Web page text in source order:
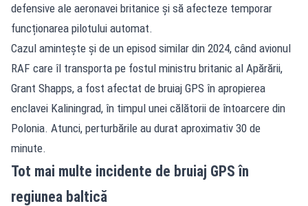
defensive ale aeronavei britanice și să afecteze temporar
funcționarea pilotului automat.
Cazul amintește și de un episod similar din 2024, când avionul
RAF care îl transporta pe fostul ministru britanic al Apărării,
Grant Shapps, a fost afectat de bruiaj GPS în apropierea
enclavei Kaliningrad, în timpul unei călătorii de întoarcere din
Polonia. Atunci, perturbările au durat aproximativ 30 de
minute.
Tot mai multe incidente de bruiaj GPS în
regiunea baltică